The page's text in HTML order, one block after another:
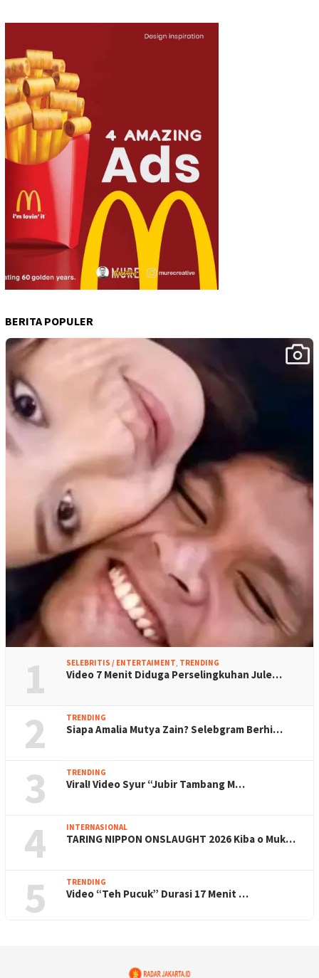
BERITA POPULER
1 SELEBRITIS / ENTERTAIMENT, TRENDING
Video 7 Menit Diduga Perselingkuhan Jule…
2 TRENDING
Siapa Amalia Mutya Zain? Selebgram Berhi…
3 TRENDING
Viral! Video Syur “Jubir Tambang M…
4 INTERNASIONAL
TARING NIPPON ONSLAUGHT 2026 Kiba o Muk…
5 TRENDING
Video “Teh Pucuk” Durasi 17 Menit …